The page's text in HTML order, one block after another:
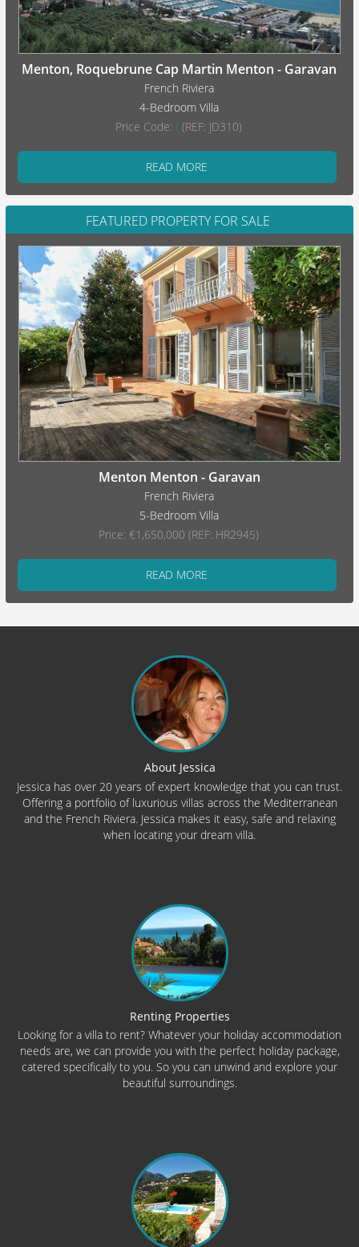
Menton, Roquebrune Cap Martin Menton - Garavan
French Riviera
4-Bedroom Villa
Price Code: I (REF: JD310)
READ MORE
FEATURED PROPERTY FOR SALE
Menton Menton - Garavan
French Riviera
5-Bedroom Villa
Price: €1,650,000 (REF: HR2945)
READ MORE
About Jessica
Jessica has over 20 years of expert knowledge that you can trust.
Offering a portfolio of luxurious villas across the Mediterranean
and the French Riviera. Jessica makes it easy, safe and relaxing
when locating your dream villa.
Renting Properties
Looking for a villa to rent? Whatever your holiday accommodation
needs are, we can provide you with the perfect holiday package,
catered specifically to you. So you can unwind and explore your
beautiful surroundings.